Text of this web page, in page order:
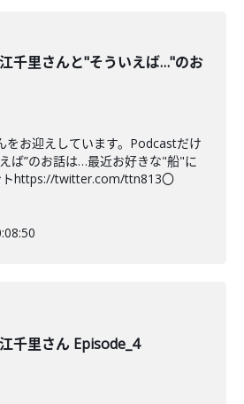
千里さんと"そういえば…"のお
をお迎えしています。Podcastだけ
ば”のお話は…最近お好きな"船"に
トhttps://twitter.com/ttn813〇
千里さん Episode_4